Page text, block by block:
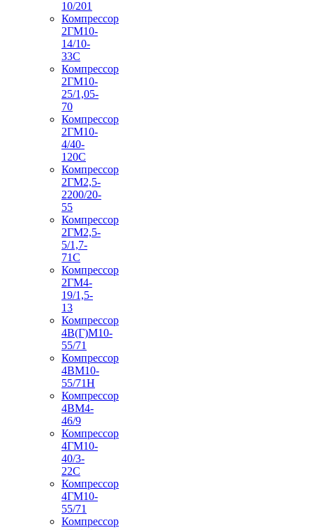
10/201
Компрессор
2ГМ10-
14/10-
33С
Компрессор
2ГМ10-
25/1,05-
70
Компрессор
2ГМ10-
4/40-
120С
Компрессор
2ГМ2,5-
2200/20-
55
Компрессор
2ГМ2,5-
5/1,7-
71С
Компрессор
2ГМ4-
19/1,5-
13
Компрессор
4В(Г)М10-
55/71
Компрессор
4ВМ10-
55/71Н
Компрессор
4ВМ4-
46/9
Компрессор
4ГМ10-
40/3-
22С
Компрессор
4ГМ10-
55/71
Компрессор